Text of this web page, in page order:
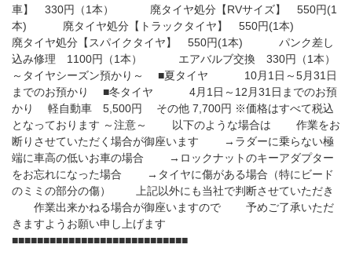
車】 330円（1本） 廃タイヤ処分【RVサイズ】 550円(1
本) 廃タイヤ処分【トラックタイヤ】 550円(1本)
廃タイヤ処分【スパイクタイヤ】 550円(1本) パンク差し
込み修理 1100円（1本） エアバルブ交換 330円（1本）
～タイヤシーズン預かり～ ■夏タイヤ 10月1日～5月31日
までのお預かり ■冬タイヤ 4月1日～12月31日までのお預
かり 軽自動車 5,500円 その他 7,700円 ※価格はすべて税込
となっております ～注意～ 以下のような場合は 作業をお
断りさせていただく場合が御座います →ラダーに乗らない極
端に車高の低いお車の場合 →ロックナットのキーアダプター
をお忘れになった場合 →タイヤに傷がある場合（特にビード
のミミの部分の傷） 上記以外にも当社で判断させていただき
作業出来かねる場合が御座いますので 予めご了承いただ
きますようお願い申し上げます
■■■■■■■■■■■■■■■■■■■■■■■■■■■■